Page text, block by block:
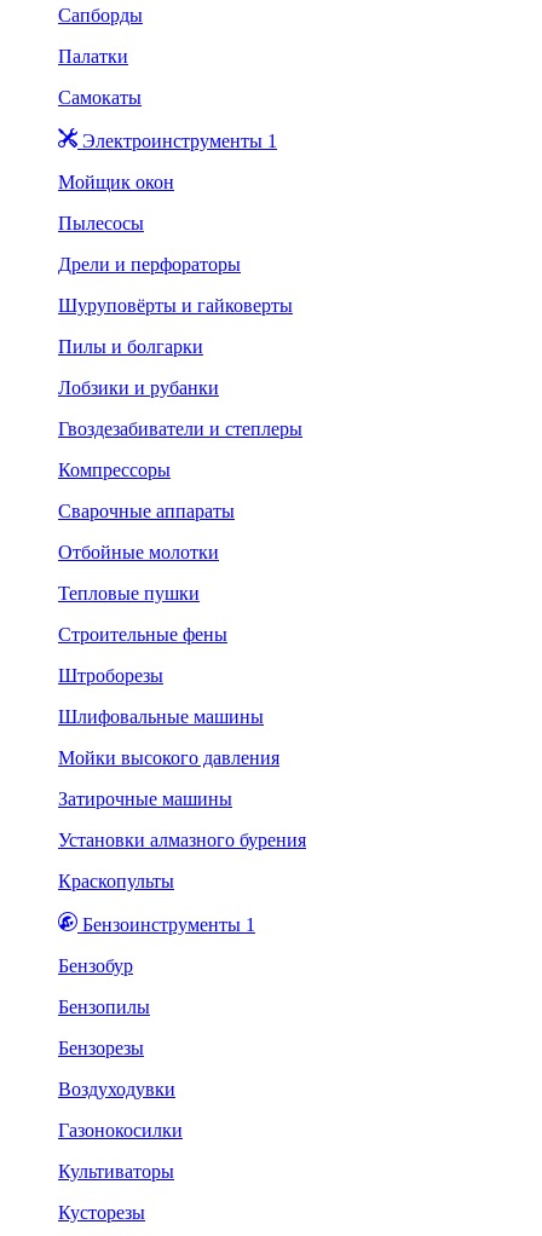
Сапборды
Палатки
Самокаты
Электроинструменты 1
Мойщик окон
Пылесосы
Дрели и перфораторы
Шуруповёрты и гайковерты
Пилы и болгарки
Лобзики и рубанки
Гвоздезабиватели и степлеры
Компрессоры
Сварочные аппараты
Отбойные молотки
Тепловые пушки
Строительные фены
Штроборезы
Шлифовальные машины
Мойки высокого давления
Затирочные машины
Установки алмазного бурения
Краскопульты
Бензоинструменты 1
Бензобур
Бензопилы
Бензорезы
Воздуходувки
Газонокосилки
Культиваторы
Кусторезы